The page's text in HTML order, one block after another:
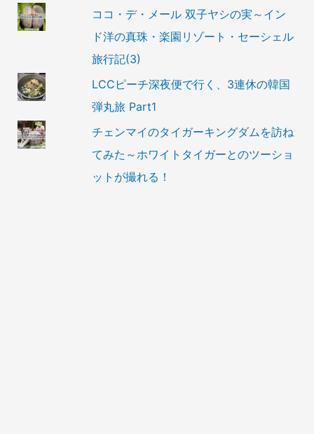
ココ・デ・メール 双子ヤシの実～イン
ド洋の真珠・楽園リゾート・セーシェル
旅行記(3)
LCCピーチ深夜便で行く、3連休の韓国
弾丸旅 Part1
チェンマイのタイガーキングダムを訪ね
てみた～ホワイトタイガーとのツーショ
ットが撮れる！